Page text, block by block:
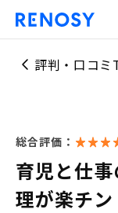
評判・口コミ
総合評価：
育児と仕
理が楽チン